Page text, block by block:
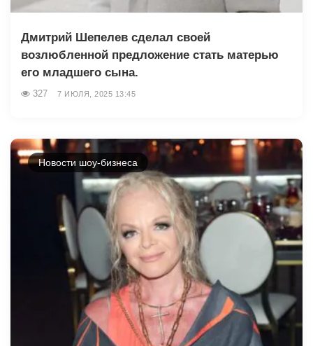
Дмитрий Шепелев сделал своей
возлюбленной предложение стать матерью
его младшего сына.
327 7 ИЮЛЯ, 2025 13:45
Новости шоу-бизнеса